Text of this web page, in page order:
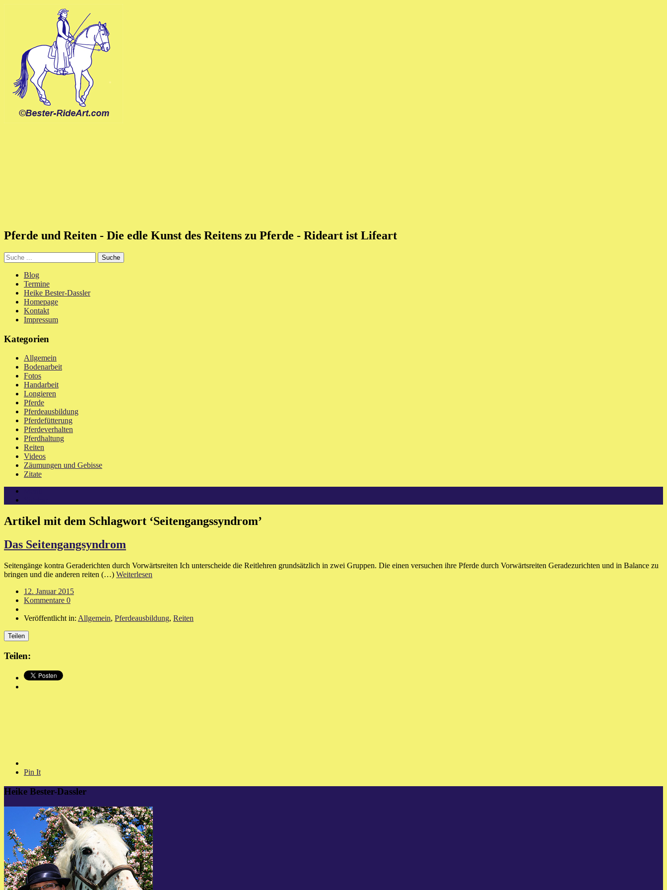
Pferde und Reiten - Die edle Kunst des Reitens zu Pferde - Rideart ist Lifeart
Blog
Termine
Heike Bester-Dassler
Homepage
Kontakt
Impressum
Kategorien
Allgemein
Bodenarbeit
Fotos
Handarbeit
Longieren
Pferde
Pferdeausbildung
Pferdefütterung
Pferdeverhalten
Pferdhaltung
Reiten
Videos
Zäumungen und Gebisse
Zitate
Artikel mit dem Schlagwort ‘Seitengangssyndrom’
Das Seitengangsyndrom
Seitengänge kontra Geraderichten durch Vorwärtsreiten Ich unterscheide die Reitlehren grundsätzlich in zwei Gruppen. Die einen versuchen ihre Pferde durch Vorwärtsreiten Geradezurichten und in Balance zu
bringen und die anderen reiten (…) Weiterlesen
12. Januar 2015
Kommentare 0
Veröffentlicht in: Allgemein, Pferdeausbildung, Reiten
Teilen
Teilen:
Pin It
Heike Bester-Dassler